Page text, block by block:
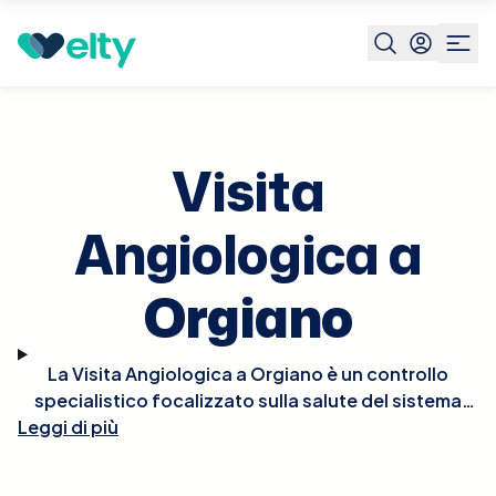
Prenota visita Orgiano
Visita
Angiologica a
Orgiano
La Visita Angiologica a Orgiano è un controllo
specialistico focalizzato sulla salute del sistema
circolatorio, in particolare vene e arterie. Durante la
Leggi di più